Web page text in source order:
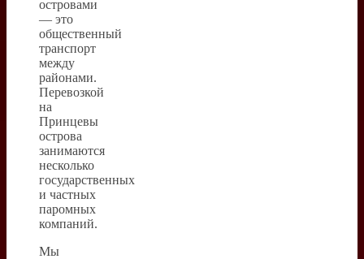
островами
— это
общественный
транспорт
между
районами.
Перевозкой
на
Принцевы
острова
занимаются
несколько
государственных
и частных
паромных
компаний.
Мы